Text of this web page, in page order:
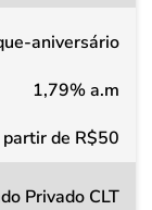
aniversário
1,79% a.m
de R$50
Privado CLT